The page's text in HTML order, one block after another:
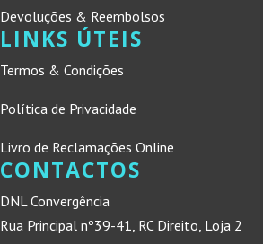
Devoluções & Reembolsos
LINKS ÚTEIS
Termos & Condições
Política de Privacidade
Livro de Reclamações Online
CONTACTOS
DNL Convergência
Rua Principal nº39-41, RC Direito, Loja 2